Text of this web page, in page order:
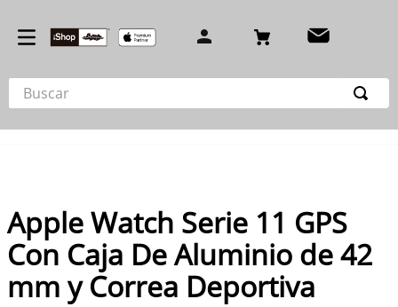
Buscar
Apple Watch Serie 11 GPS
Con Caja De Aluminio de 42
mm y Correa Deportiva
TÉRMINOS MÁS BUSCADOS
3.
iphone 15 pro
4.
airpod
5.
iphone 14 pro max